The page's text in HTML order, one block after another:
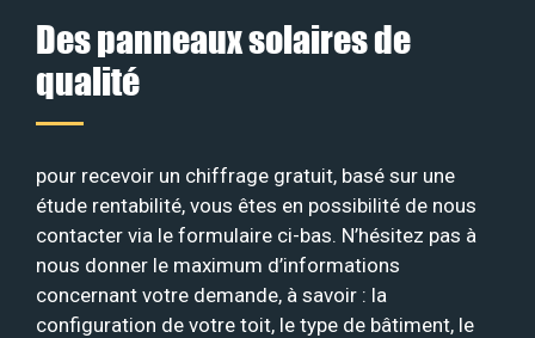
Des panneaux solaires de
qualité
pour recevoir un chiffrage gratuit, basé sur une
étude rentabilité, vous êtes en possibilité de nous
contacter via le formulaire ci-bas. N’hésitez pas à
nous donner le maximum d’informations
concernant votre demande, à savoir : la
configuration de votre toit, le type de bâtiment, le